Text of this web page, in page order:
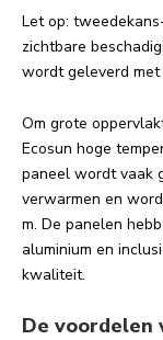
Let op:
zichtbare
wordt geleverd
Om grote
Ecosun hoge
paneel wordt vaak
verwarmen en
m. De panelen
aluminium en
kwaliteit.
De